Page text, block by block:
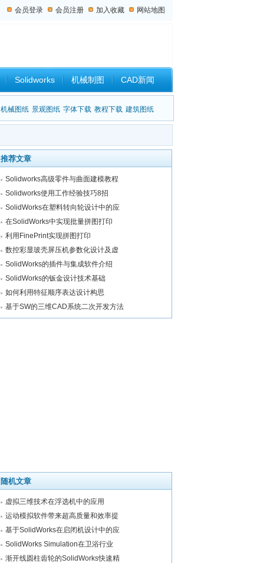
会员登录 会员注册 加入收藏 网站地图
Solidworks 机械制图 CAD新闻
设计杂谈
机械图纸 景观图纸 字体下载 教程下载 建筑图纸
推荐文章
Solidworks高级零件与曲面建模教程
Solidworks使用工作经验技巧8招
SolidWorks在塑料转向轮设计中的应
在SolidWorks中实现批量拼图打印
利用FinePrint实现拼图打印
数控彩显玻壳屏压机参数化设计及虚
SolidWorks的插件与集成软件介绍
SolidWorks的钣金设计技术基础
如何利用特征顺序表达设计构思
基于SW的三维CAD系统二次开发方法
随机文章
虚拟三维技术在浮选机中的应用
运动模拟软件带来超高质量和效率提
基于SolidWorks在启闭机设计中的应
SolidWorks Simulation在卫浴行业
渐开线圆柱齿轮的SolidWorks快速精